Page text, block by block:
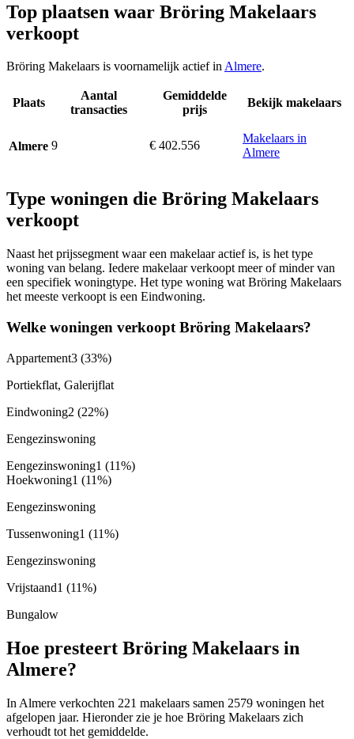
Top plaatsen waar Bröring Makelaars
verkoopt
Bröring Makelaars is voornamelijk actief inAlmere.
Plaats
Aantal
transacties
Gemiddelde
prijs
Bekijk makelaars
Almere 9 € 402.556
Makelaars in
Almere
Type woningen die Bröring Makelaars
verkoopt
Naast het prijssegment waar een makelaar actief is, is het type
woning van belang. Iedere makelaar verkoopt meer of minder van
een specifiek woningtype. Het type woning wat Bröring Makelaars
het meeste verkoopt is een Eindwoning.
Welke woningen verkoopt Bröring Makelaars?
Appartement3 (33%)
Portiekflat, Galerijflat
Eindwoning2 (22%)
Eengezinswoning
Eengezinswoning1 (11%)
Hoekwoning1 (11%)
Eengezinswoning
Tussenwoning1 (11%)
Eengezinswoning
Vrijstaand1 (11%)
Bungalow
Hoe presteert Bröring Makelaars in
Almere?
In Almere verkochten 221 makelaars samen 2579 woningen het
afgelopen jaar. Hieronder zie je hoe Bröring Makelaars zich
verhoudt tot het gemiddelde.